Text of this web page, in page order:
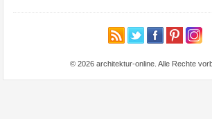
© 2026 architektur-online. Alle Rechte